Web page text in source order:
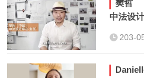
樊哲
中法设
203-